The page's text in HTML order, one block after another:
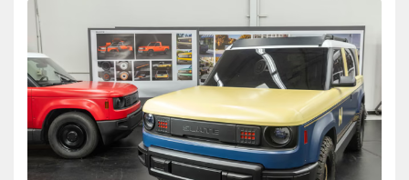
HÃNG XE MODEL
DÒNG XE